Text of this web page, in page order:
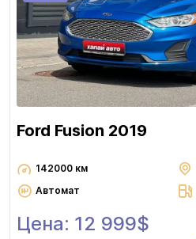
Ford Fusion 2019
142000 км
Автомат
Цена: 12 999$